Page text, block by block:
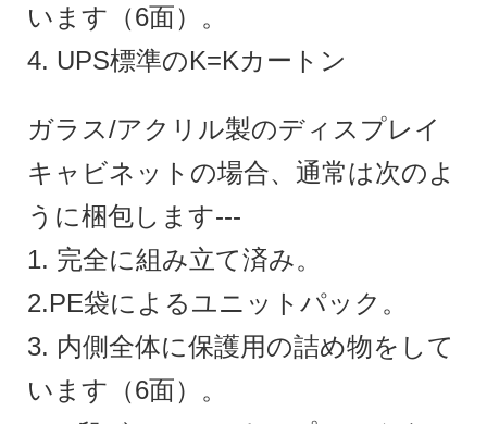
います（6面）。
4. UPS標準のK=Kカートン
ガラス/アクリル製のディスプレイ
キャビネットの場合、通常は次のよ
うに梱包します---
1. 完全に組み立て済み。
2.PE袋によるユニットパック。
3. 内側全体に保護用の詰め物をして
います（6面）。